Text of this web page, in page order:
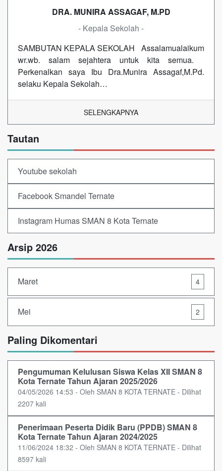
DRA. MUNIRA ASSAGAF, M.PD
- Kepala Sekolah -
SAMBUTAN KEPALA SEKOLAH Assalamualaikum
wr.wb. salam sejahtera untuk kita semua.
Perkenalkan saya Ibu Dra.Munira Assagaf,M.Pd.
selaku Kepala Sekolah…
SELENGKAPNYA
Tautan
Youtube sekolah
Facebook Smandel Ternate
Instagram Humas SMAN 8 Kota Ternate
Arsip 2026
Maret 4
Mei 2
Paling Dikomentari
Pengumuman Kelulusan Siswa Kelas XII SMAN 8
Kota Ternate Tahun Ajaran 2025/2026
04/05/2026 14:53 - Oleh SMAN 8 KOTA TERNATE - Dilihat
2207 kali
Penerimaan Peserta Didik Baru (PPDB) SMAN 8
Kota Ternate Tahun Ajaran 2024/2025
11/06/2024 18:32 - Oleh SMAN 8 KOTA TERNATE - Dilihat
8597 kali